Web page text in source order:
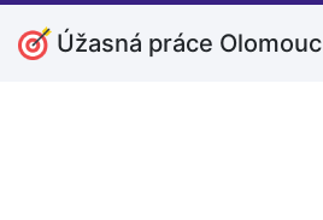
Úžasná práce Olomouc